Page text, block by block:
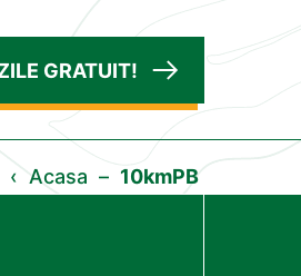
GRATUIT!
‹ Acasa – 10kmPB